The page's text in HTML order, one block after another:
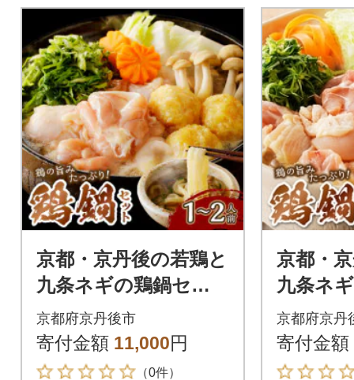
京都・京丹後の若鶏と
九条ネギの鶏鍋セッ
ト(1人前～2人前) 特
製出汁とうどん付き
の鍋セット! 冷凍
京都府京丹後市
寄付金額 11,000円
（0件）
京都・
九条ネ
ト(3人
製出汁
の鍋セ
京都府京丹
寄付金額